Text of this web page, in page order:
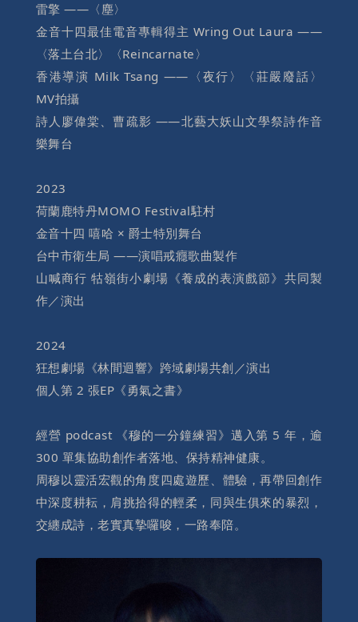
雷擎 ——〈塵〉
金音十四最佳電音專輯得主 Wring Out Laura ——
〈落土台北〉〈Reincarnate〉
香港導演 Milk Tsang ——〈夜行〉〈莊嚴廢話〉
MV拍攝
詩人廖偉棠、曹疏影 ——北藝大妖山文學祭詩作音
樂舞台
2023
荷蘭鹿特丹MOMO Festival駐村
金音十四 嘻哈 × 爵士特別舞台
台中市衛生局 ——演唱戒癮歌曲製作
山喊商行 牯嶺街小劇場《養成的表演戲節》共同製
作／演出
2024
狂想劇場《林間迴響》跨域劇場共創／演出
個人第 2 張EP《勇氣之書》
經營 podcast 《穆的一分鐘練習》邁入第 5 年，逾
300 單集協助創作者落地、保持精神健康。
周穆以靈活宏觀的角度四處遊歷、體驗，再帶回創作
中深度耕耘，肩挑拾得的輕柔，同與生俱來的暴烈，
交纏成詩，老實真摯囉唆，一路奉陪。